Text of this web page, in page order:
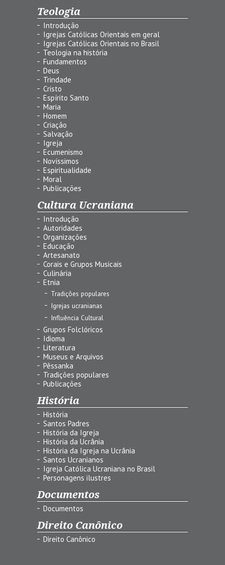
Teologia
Introdução
Igrejas Católicas Orientais em geral
Igrejas Católicas Orientais no Brasil
Teologia na história
Fundamentos
Deus
Trindade
Cristo
Espírito Santo
Maria
Homem
Criação
Salvação
Igreja
Ecumenismo
Novíssimos
Espiritualidade
Moral
Publicações
Cultura Ucraniana
Introdução
Autoridades
Organizações
Educação
Artesanato
Corais e Grupos Musicais
Culinária
Etnia
Tradições populares
Igrejas ucranianas
Influência Cultural
Grupos Folclóricos
Idioma
Literatura
Museus e Arquivos
Pêssanka
Tradições populares
Publicações
História
História
Santos Padres
História da Igreja
História da Ucrânia
História da Igreja na Ucrânia
Santos Ucranianos
Igreja Católica Ucraniana no Brasil
Personagens ilustres
Documentos
Documentos
Direito Canônico
Direito Canônico